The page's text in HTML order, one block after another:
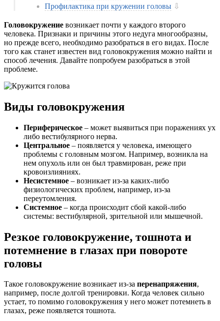
Профилактика при кружении головы ⇩
Головокружение возникает почти у каждого второго
человека. Признаки и причины этого недуга многообразны,
но прежде всего, необходимо разобраться в его видах. После
того как станет известен вид головокружения можно найти и
способ лечения. Давайте попробуем разобраться в этой
проблеме.
Виды головокружения
Периферическое – может выявиться при поражениях ух
либо вестибулярного нерва.
Центральное – появляется у человека, имеющего
проблемы с головным мозгом. Например, возникла на
нем опухоль или он был травмирован, реже при
кровоизлияниях.
Несистемное – возникает из-за каких-либо
физиологических проблем, например, из-за
переутомления.
Системное – когда происходит сбой какой-либо
системы: вестибулярной, зрительной или мышечной.
Резкое головокружение, тошнота и
потемнение в глазах при повороте
головы
Такое головокружение возникает из-за перенапряжения,
например, после долгой тренировки. Когда человек сильно
устает, то помимо головокружения у него может потемнеть в
глазах, реже появляется тошнота.